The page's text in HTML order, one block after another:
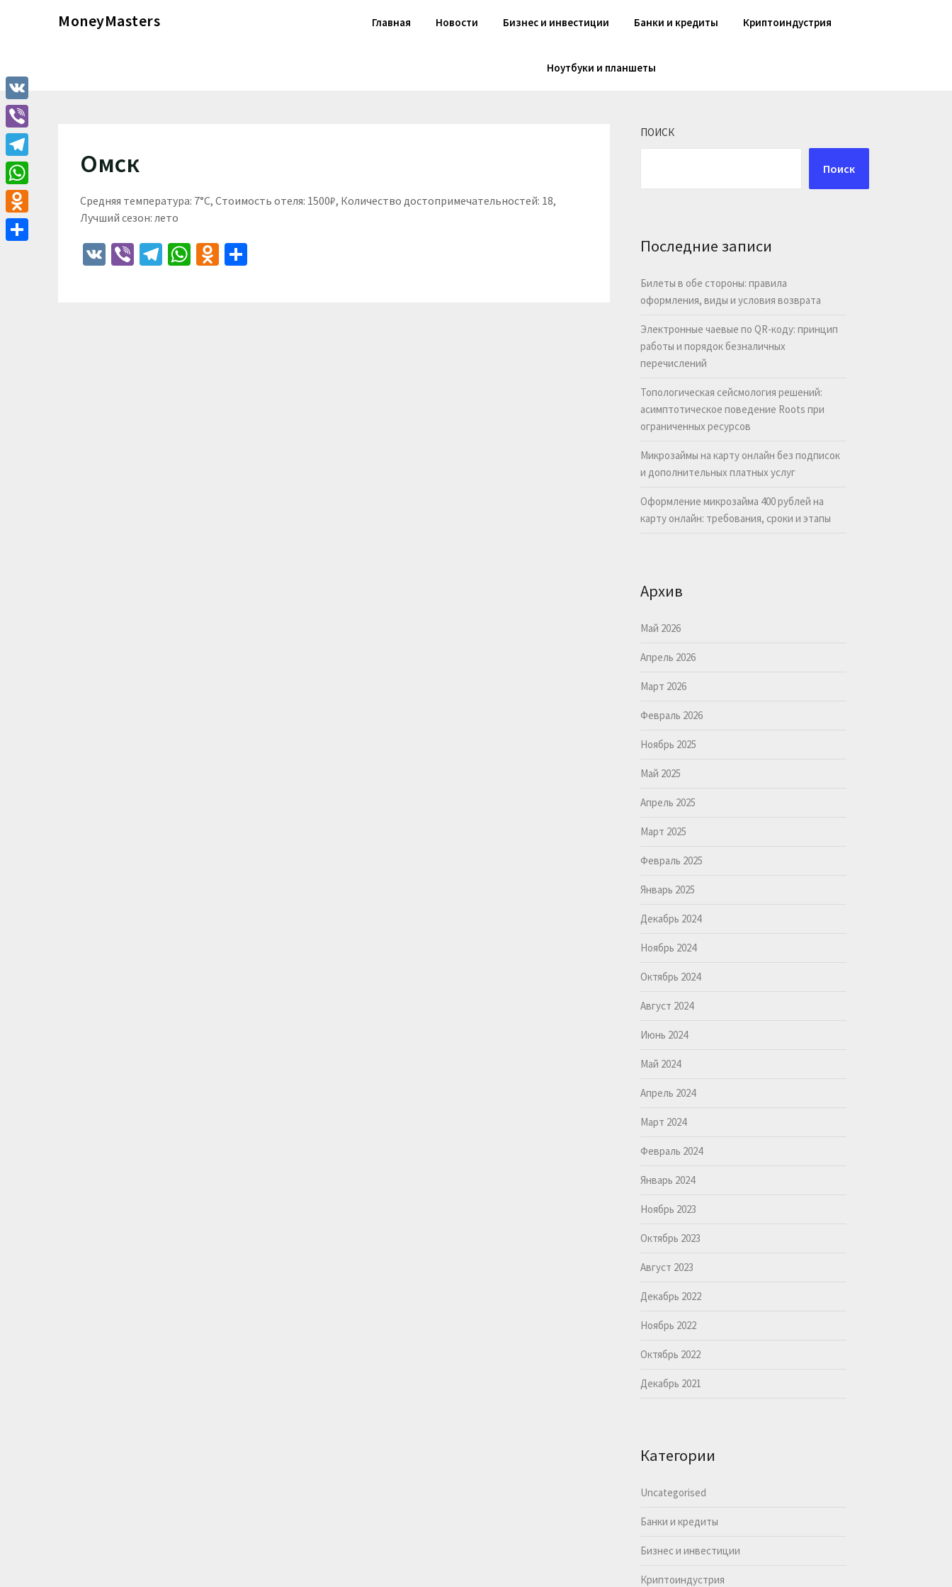
MoneyMasters Главная Новости Бизнес и инвестиции Банки и кредиты Криптоиндустрия
Ноутбуки и планшеты
Омск
Средняя температура: 7°C, Стоимость отеля: 1500₽, Количество достопримечательностей: 18,
Лучший сезон: лето
VK ViberTelegram
WhatsApp
Odnoklassniki
ПОИСК
Поиск
Последние записи
Билеты в обе стороны: правила
оформления, виды и условия возврата
Электронные чаевые по QR-коду: принцип
работы и порядок безналичных
перечислений
Топологическая сейсмология решений:
асимптотическое поведение Roots при
ограниченных ресурсов
Микрозаймы на карту онлайн без подписок
и дополнительных платных услуг
Оформление микрозайма 400 рублей на
карту онлайн: требования, сроки и этапы
Архив
Май 2026
Апрель 2026
Март 2026
Февраль 2026
Ноябрь 2025
Май 2025
Апрель 2025
Март 2025
Февраль 2025
Январь 2025
Декабрь 2024
Ноябрь 2024
Октябрь 2024
Август 2024
Июнь 2024
Май 2024
Апрель 2024
Март 2024
Февраль 2024
Январь 2024
Ноябрь 2023
Октябрь 2023
Август 2023
Декабрь 2022
Ноябрь 2022
Октябрь 2022
Декабрь 2021
Категории
Uncategorised
Банки и кредиты
Бизнес и инвестиции
Криптоиндустрия
VK
Viber
Telegram
WhatsApp
Odnoklassniki